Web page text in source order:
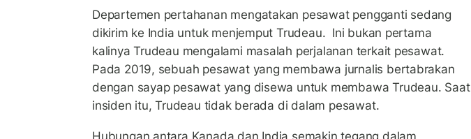
Departemen pertahanan mengatakan pesawat pengganti sedang
dikirim ke India untuk menjemput Trudeau. Ini bukan pertama
kalinya Trudeau mengalami masalah perjalanan terkait pesawat.
Pada 2019, sebuah pesawat yang membawa jurnalis bertabrakan
dengan sayap pesawat yang disewa untuk membawa Trudeau. Saat
insiden itu, Trudeau tidak berada di dalam pesawat.
Hubungan antara Kanada dan India semakin tegang dalam